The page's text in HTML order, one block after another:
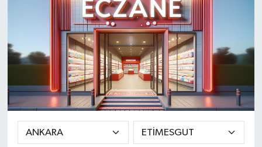
HABERLER
KAPAK
OSB
SEKTÖR
ŞİRKET PANO